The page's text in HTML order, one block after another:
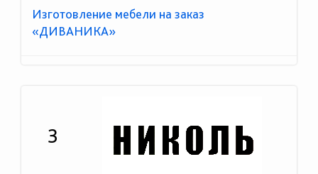
Изготовление мебели на заказ
«ДИВАНИКА»
3